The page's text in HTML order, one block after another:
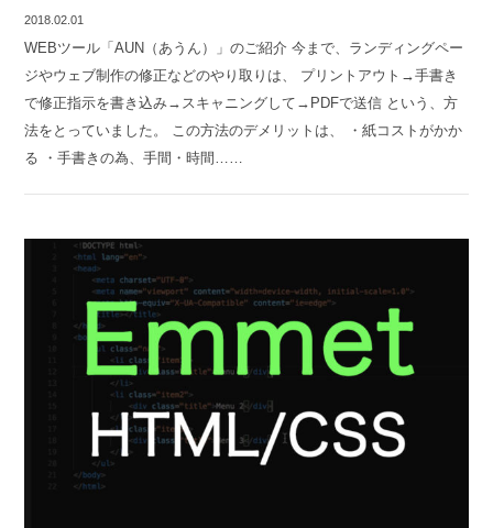
2018.02.01
WEBツール「AUN（あうん）」のご紹介 今まで、ランディングペー
ジやウェブ制作の修正などのやり取りは、 プリントアウト→手書き
で修正指示を書き込み→スキャニングして→PDFで送信 という、方
法をとっていました。 この方法のデメリットは、 ・紙コストがかか
る ・手書きの為、手間・時間……